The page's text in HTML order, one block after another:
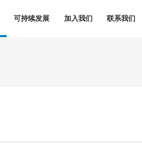
可持续发展 加入我们 联系我们